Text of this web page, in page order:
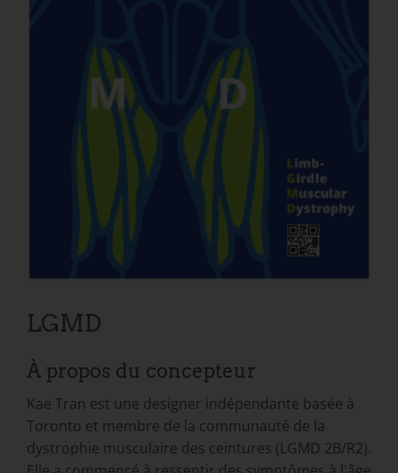
LGMD
À propos du concepteur
Kae Tran est une designer indépendante basée à
Toronto et membre de la communauté de la
dystrophie musculaire des ceintures (LGMD 2B/R2).